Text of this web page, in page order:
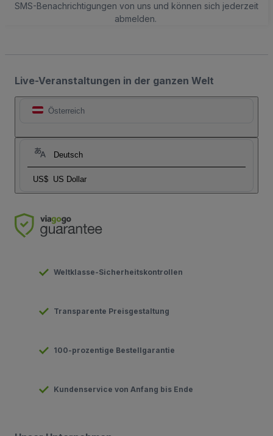
SMS-Benachrichtigungen von uns und können sich jederzeit
abmelden.
Live-Veranstaltungen in der ganzen Welt
Österreich
Deutsch
US$ US Dollar
Weltklasse-Sicherheitskontrollen
Transparente Preisgestaltung
100-prozentige Bestellgarantie
Kundenservice von Anfang bis Ende